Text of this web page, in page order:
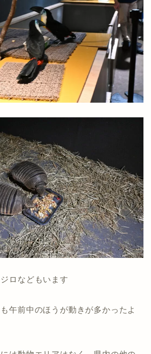
ロなどもいます
午前中のほうが動きが多かったよ